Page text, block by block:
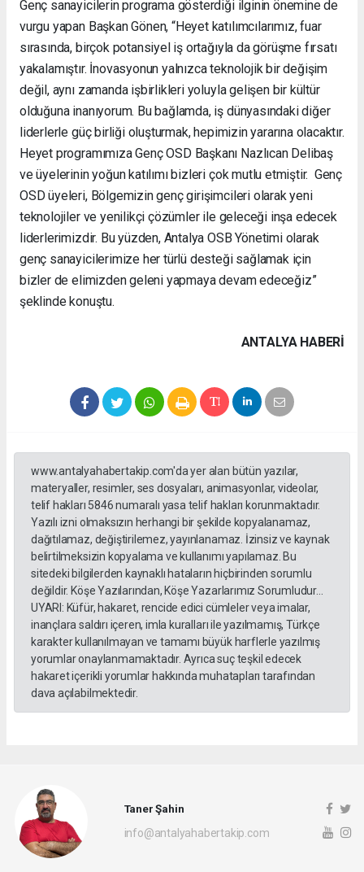
Genç sanayicilerin programa gösterdiği ilginin önemine de
vurgu yapan Başkan Gönen, “Heyet katılımcılarımız, fuar
sırasında, birçok potansiyel iş ortağıyla da görüşme fırsatı
yakalamıştır. İnovasyonun yalnızca teknolojik bir değişim
değil, aynı zamanda işbirlikleri yoluyla gelişen bir kültür
olduğuna inanıyorum. Bu bağlamda, iş dünyasındaki diğer
liderlerle güç birliği oluşturmak, hepimizin yararına olacaktır.
Heyet programımıza Genç OSD Başkanı Nazlıcan Delibaş
ve üyelerinin yoğun katılımı bizleri çok mutlu etmiştir. Genç
OSD üyeleri, Bölgemizin genç girişimcileri olarak yeni
teknolojiler ve yenilikçi çözümler ile geleceği inşa edecek
liderlerimizdir. Bu yüzden, Antalya OSB Yönetimi olarak
genç sanayicilerimize her türlü desteği sağlamak için
bizler de elimizden geleni yapmaya devam edeceğiz”
şeklinde konuştu.
ANTALYA HABERİ
www.antalyahabertakip.com'da yer alan bütün yazılar,
materyaller, resimler, ses dosyaları, animasyonlar, videolar,
telif hakları 5846 numaralı yasa telif hakları korunmaktadır.
Yazılı izni olmaksızın herhangi bir şekilde kopyalanamaz,
dağıtılamaz, değiştirilemez, yayınlanamaz. İzinsiz ve kaynak
belirtilmeksizin kopyalama ve kullanımı yapılamaz. Bu
sitedeki bilgilerden kaynaklı hataların hiçbirinden sorumlu
değildir. Köşe Yazılarından, Köşe Yazarlarımız Sorumludur...
UYARI: Küfür, hakaret, rencide edici cümleler veya imalar,
inançlara saldırı içeren, imla kuralları ile yazılmamış, Türkçe
karakter kullanılmayan ve tamamı büyük harflerle yazılmış
yorumlar onaylanmamaktadır. Ayrıca suç teşkil edecek
hakaret içerikli yorumlar hakkında muhatapları tarafından
dava açılabilmektedir.
Taner Şahin
info@antalyahabertakip.com